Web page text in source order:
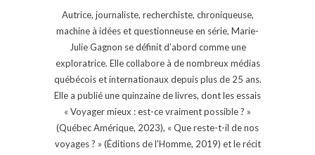
Autrice, journaliste, recherchiste, chroniqueuse,
machine à idées et questionneuse en série, Marie-
Julie Gagnon se définit d’abord comme une
exploratrice. Elle collabore à de nombreux médias
québécois et internationaux depuis plus de 25 ans.
Elle a publié une quinzaine de livres, dont les essais
« Voyager mieux : est-ce vraiment possible ? »
(Québec Amérique, 2023), « Que reste-t-il de nos
voyages ? » (Éditions de l'Homme, 2019) et le récit